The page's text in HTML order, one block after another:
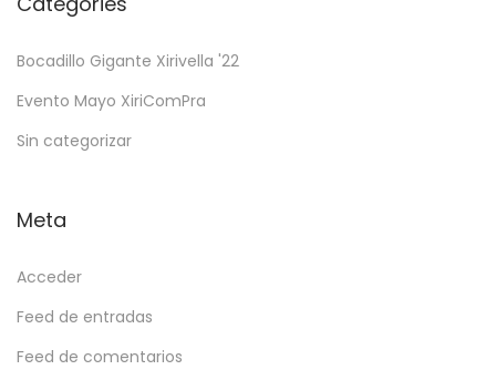
Bocadillo Gigante Xirivella '22
Evento Mayo XiriComPra
Sin categorizar
Meta
Acceder
Feed de entradas
Feed de comentarios